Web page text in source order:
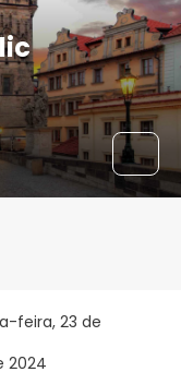
feira, 23 de
2024